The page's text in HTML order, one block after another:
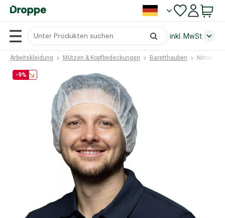
inkl. MwSt.
Arbeitskleidung Mützen & Kopfbedeckungen Baretthauben Nitras
-9%